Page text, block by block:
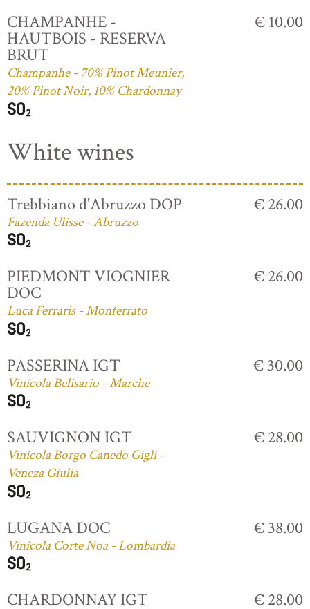
CHAMPANHE -
HAUTBOIS - RESERVA
BRUT
Champanhe - 70% Pinot Meunier,
20% Pinot Noir, 10% Chardonnay
€ 10.00
White wines
Trebbiano d'Abruzzo DOP
Fazenda Ulisse - Abruzzo
€ 26.00
PIEDMONT VIOGNIER
DOC
Luca Ferraris - Monferrato
€ 26.00
PASSERINA IGT
Vinícola Belisario - Marche
€ 30.00
SAUVIGNON IGT
Vinícola Borgo Canedo Gigli -
Veneza Giulia
€ 28.00
LUGANA DOC
Vinícola Corte Noa - Lombardia
€ 38.00
CHARDONNAY IGT € 28.00